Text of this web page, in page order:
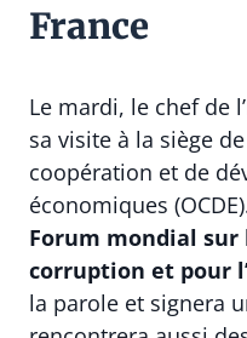
France
Le mardi, le chef de
sa visite à la siège
coopération et de
économiques (OCDE)
Forum mondial
corruption et pour
la parole et signera